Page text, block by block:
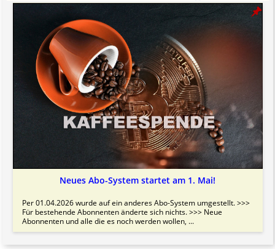
Neues Abo-System startet am 1. Mai!
Per 01.04.2026 wurde auf ein anderes Abo-System umgestellt. >>>
Für bestehende Abonnenten änderte sich nichts. >>> Neue
Abonnenten und alle die es noch werden wollen, ...